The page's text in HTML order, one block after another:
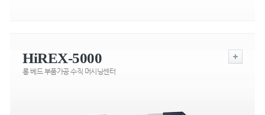
HiREX-5000
롱 베드 부품가공 수직 머시닝센터